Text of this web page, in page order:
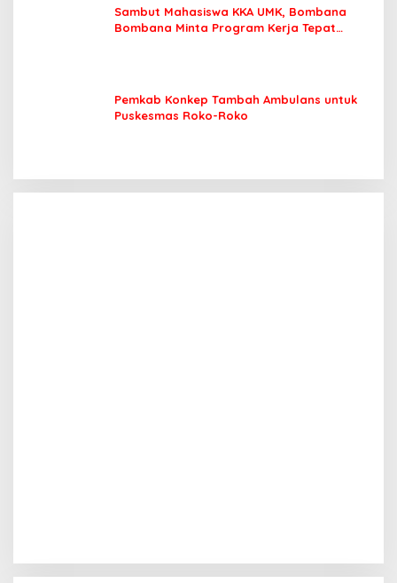
Sambut Mahasiswa KKA UMK, Bombana
Bombana Minta Program Kerja Tepat
Pemkab Konkep Tambah Ambulans untuk
Puskesmas Roko-Roko